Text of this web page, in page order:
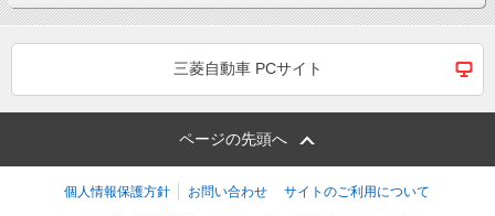
三菱自動車 PCサイト
ページの先頭へ
個人情報保護方針 お問い合わせ サイトのご利用について